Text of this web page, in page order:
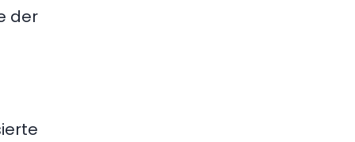
der